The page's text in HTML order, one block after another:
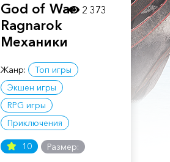
God of War
Ragnarok
Механики
Жанр:
Топ игры
Экшен игры
RPG игры
Приключения
10 Размер:
2 373